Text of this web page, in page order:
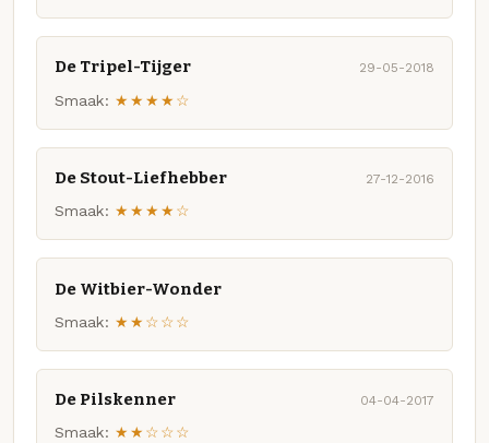
De Tripel-Tijger 29-05-2018
Smaak: ★★★★☆
De Stout-Liefhebber 27-12-2016
Smaak: ★★★★☆
De Witbier-Wonder
Smaak: ★★☆☆☆
De Pilskenner 04-04-2017
Smaak: ★★☆☆☆